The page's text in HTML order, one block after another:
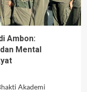
Ambon:
Mental
Akademi